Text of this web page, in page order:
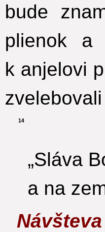
bude
plienok a
k anjelovi
14
„Sláva
a na